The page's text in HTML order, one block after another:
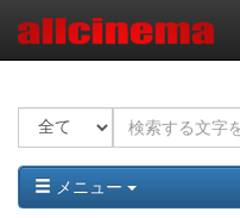
メニュー